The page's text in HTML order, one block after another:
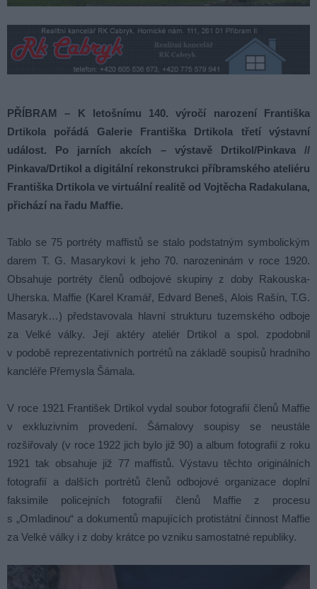
PŘÍBRAM – K letošnímu 140. výročí narození Františka
Drtikola pořádá Galerie Františka Drtikola třetí výstavní
událost. Po jarních akcích – výstavě Drtikol/Pinkava //
Pinkava/Drtikol a digitální rekonstrukci příbramského ateliéru
Františka Drtikola ve virtuální realitě od Vojtěcha Radakulana,
přichází na řadu Maffie.
Tablo se 75 portréty maffistů se stalo podstatným symbolickým
darem T. G. Masarykovi k jeho 70. narozeninám v roce 1920.
Obsahuje portréty členů odbojové skupiny z doby Rakouska-
Uherska. Maffie (Karel Kramář, Edvard Beneš, Alois Rašín, T.G.
Masaryk…) představovala hlavní strukturu tuzemského odboje
za Velké války. Její aktéry ateliér Drtikol a spol. zpodobnil
v podobě reprezentativních portrétů na základě soupisů hradního
kancléře Přemysla Šámala.
V roce 1921 František Drtikol vydal soubor fotografií členů Maffie
v exkluzivním provedení. Šámalovy soupisy se neustále
rozšiřovaly (v roce 1922 jich bylo již 90) a album fotografií z roku
1921 tak obsahuje již 77 maffistů. Výstavu těchto originálních
fotografií a dalších portrétů členů odbojové organizace doplní
faksimile policejních fotografií členů Maffie z procesu
s „Omladinou“ a dokumentů mapujících protistátní činnost Maffie
za Velké války i z doby krátce po vzniku samostatné republiky.